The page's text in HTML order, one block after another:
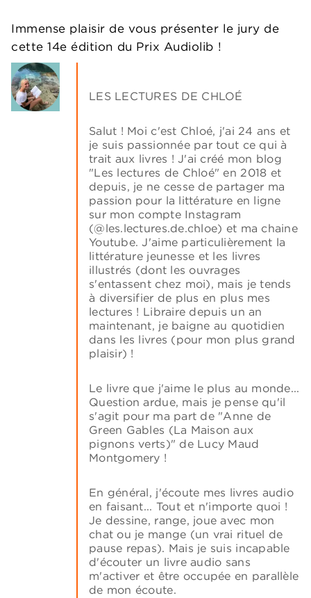
Immense plaisir de vous présenter le jury de
cette 14e édition du Prix Audiolib !
LES LECTURES DE CHLOÉ
Salut ! Moi c'est Chloé, j'ai 24 ans et
je suis passionnée par tout ce qui à
trait aux livres ! J'ai créé mon blog
"Les lectures de Chloé" en 2018 et
depuis, je ne cesse de partager ma
passion pour la littérature en ligne
sur mon compte Instagram
(@les.lectures.de.chloe) et ma chaine
Youtube. J'aime particulièrement la
littérature jeunesse et les livres
illustrés (dont les ouvrages
s'entassent chez moi), mais je tends
à diversifier de plus en plus mes
lectures ! Libraire depuis un an
maintenant, je baigne au quotidien
dans les livres (pour mon plus grand
plaisir) !
Le livre que j'aime le plus au monde...
Question ardue, mais je pense qu'il
s'agit pour ma part de "Anne de
Green Gables (La Maison aux
pignons verts)" de Lucy Maud
Montgomery !
En général, j'écoute mes livres audio
en faisant... Tout et n'importe quoi !
Je dessine, range, joue avec mon
chat ou je mange (un vrai rituel de
pause repas). Mais je suis incapable
d'écouter un livre audio sans
m'activer et être occupée en parallèle
de mon écoute.